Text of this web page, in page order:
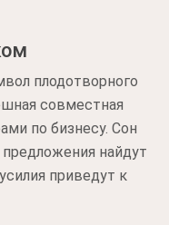
плодотворного
совместная
по бизнесу. Сон
найдут
приведут к